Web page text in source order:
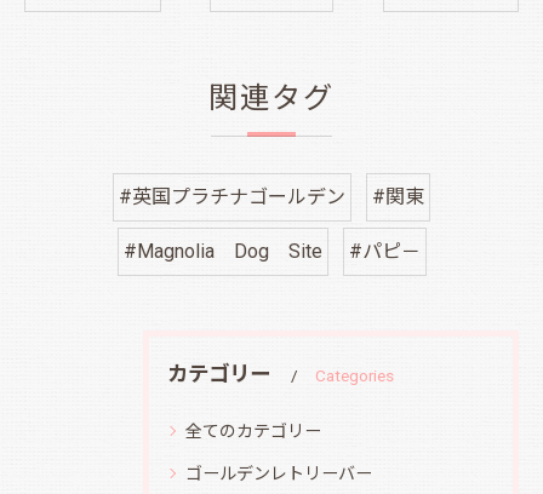
関連タグ
#英国プラチナゴールデン #関東
#Magnolia Dog Site #パピ－
カテゴリー Categories
全てのカテゴリー
ゴールデンレトリーバー